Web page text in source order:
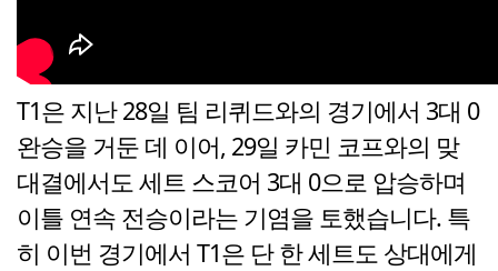
T1은 지난 28일 팀 리퀴드와의 경기에서 3대 0
완승을 거둔 데 이어, 29일 카민 코프와의 맞
대결에서도 세트 스코어 3대 0으로 압승하며
이틀 연속 전승이라는 기염을 토했습니다. 특
히 이번 경기에서 T1은 단 한 세트도 상대에게